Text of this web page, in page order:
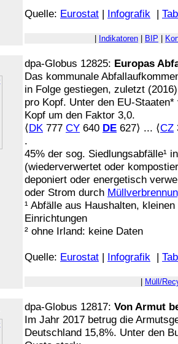
Quelle: Eurostat | Infografik |
Indikatoren BIP
dpa-Globus 12825: Europas
Das kommunale
in Folge gestiegen, zuletzt
pro Kopf. Unter den EU-
Kopf um den Faktor 3,0.
⟨DK 777 CY 640 DE 627⟩ ... ⟨CZ
.
45% der sog. Siedlungsabfälle¹
(wiederverwertet oder
deponiert oder energetisch
oder Strom durch
¹ Abfälle aus Haushalten,
Einrichtungen
² ohne Irland: keine Daten
Quelle: Eurostat | Infografik |
Müll/
dpa-Globus 12817: Von Armut
Im Jahr 2017 betrug die
Deutschland 15,8%. Unter den